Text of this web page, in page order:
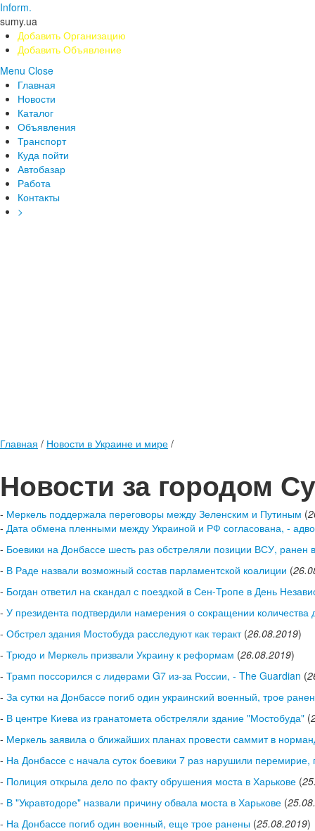
Inform.
sumy.ua
Добавить Организацию
Добавить Объявление
Menu Close
Главная
Новости
Каталог
Объявления
Транспорт
Куда пойти
Автобазар
Работа
Контакты
>
Главная / Новости в Украине и мире /
Новости за городом
- Меркель поддержала переговоры между Зеленским и Путиным (
- Дата обмена пленными между Украиной и РФ согласована, -
- Боевики на Донбассе шесть раз обстреляли позиции ВСУ, ранен
- В Раде назвали возможный состав парламентской коалиции (
- Богдан ответил на скандал с поездкой в Сен-Тропе в День
- У президента подтвердили намерения о сокращении количества
- Обстрел здания Мостобуда расследуют как теракт(26.08.2019)
- Трюдо и Меркель призвали Украину к реформам (26.08.2019)
- Трамп поссорился с лидерами G7 из-за России, - The Guardian (
- За сутки на Донбассе погиб один украинский военный, трое
- В центре Киева из гранатомета обстреляли здание "Мостобуда" (
- Меркель заявила о ближайших планах провести саммит в
- На Донбассе с начала суток боевики 7 раз нарушили
- Полиция открыла дело по факту обрушения моста в Харькове (
- В "Укравтодоре" назвали причину обвала моста в Харькове (
- На Донбассе погиб один военный, еще трое ранены (25.08.2019)